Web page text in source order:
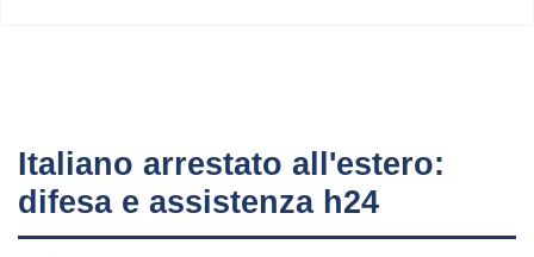
Italiano arrestato all'estero:
difesa e assistenza h24